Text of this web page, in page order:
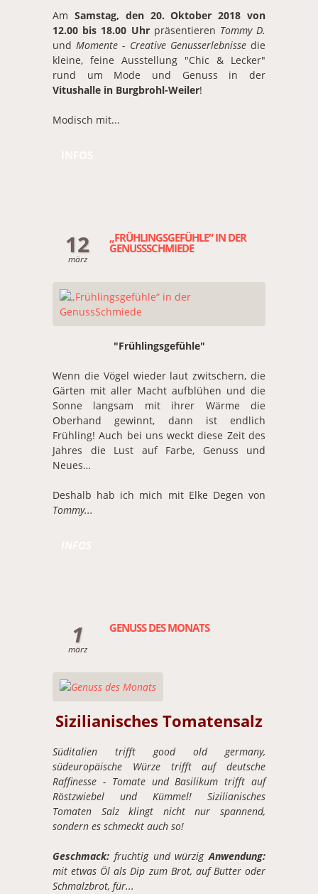
Am Samstag, den 20. Oktober 2018 von
12.00 bis 18.00 Uhrpräsentieren Tommy D.
und Momente - Creative Genusserlebnissedie
kleine, feine Ausstellung "Chic & Lecker"
rund um Mode und Genuss in der
Vitushalle in Burgbrohl-Weiler!
Modisch mit...
12
märz
„FRÜHLINGSGEFÜHLE“ IN DER
GENUSSSCHMIEDE
"Frühlingsgefühle"
Wenn die Vögel wieder laut zwitschern, die
Gärten mit aller Macht aufblühen und die
Sonne langsam mit ihrer Wärme die
Oberhand gewinnt, dann ist endlich
Frühling! Auch bei uns weckt diese Zeit des
Jahres die Lust auf Farbe, Genuss und
Neues…
Deshalb hab ich mich mit Elke Degen von
Tommy...
1
märz
GENUSS DES MONATS
Sizilianisches Tomatensalz
Süditalien trifft good old germany,
südeuropäische Würze trifft auf deutsche
Raffinesse - Tomate und Basilikum trifft auf
Röstzwiebel und Kümmel! Sizilianisches
Tomaten Salz klingt nicht nur spannend,
sondern es schmeckt auch so!
Geschmack: fruchtig und würzigAnwendung:
mit etwas Öl als Dip zum Brot, auf Butter oder
Schmalzbrot, für...